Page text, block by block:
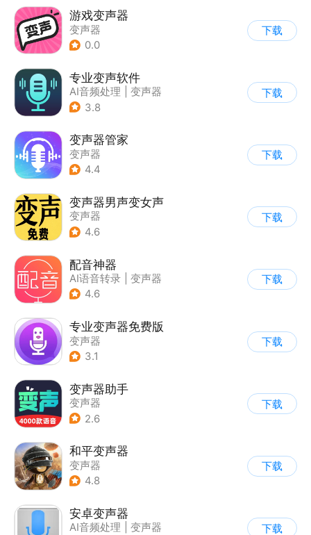
游戏变声器
变声器
0.0
下载
专业变声软件
AI音频处理
变声器
3.8
下载
变声器管家
变声器
4.4
下载
变声器男声变女声
变声器
4.6
下载
配音神器
AI语音转录
变声器
4.6
下载
专业变声器免费版
变声器
3.1
下载
变声器助手
变声器
2.6
下载
和平变声器
变声器
4.8
下载
安卓变声器
AI音频处理
变声器
下载